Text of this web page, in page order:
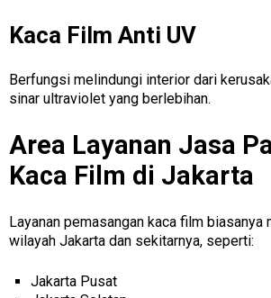
Kaca Film Anti UV
Berfungsi melindungi interior dari
sinar ultraviolet yang berlebihan.
Area Layanan Jasa
Kaca Film di Jakarta
Layanan pemasangan kaca film biasanya
wilayah Jakarta dan sekitarnya, seperti:
Jakarta Pusat